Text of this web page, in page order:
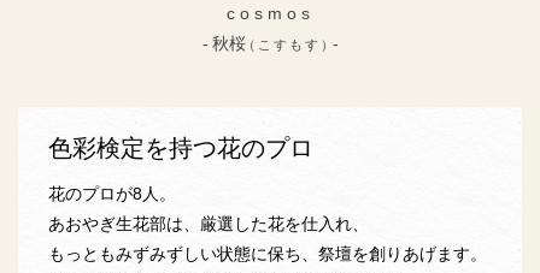
cosmos
秋桜（こすもす）
色彩検定を持つ花のプロ
花のプロが8人。
あおやぎ生花部は、厳選した花を仕入れ、
もっともみずみずしい状態に保ち、祭壇を創りあげます。